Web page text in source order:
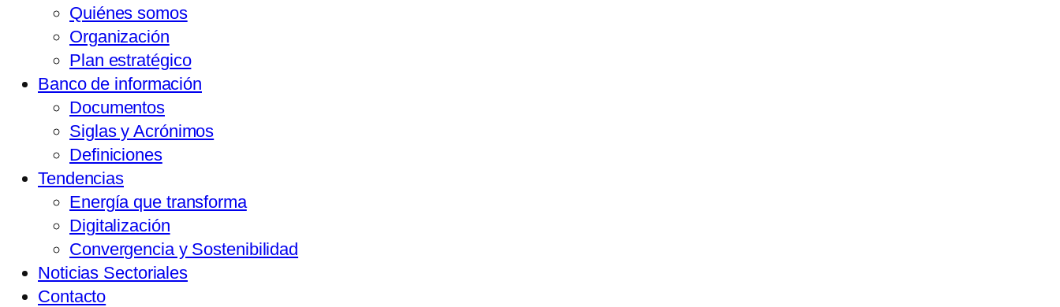
Quiénes somos
Organización
Plan estratégico
Banco de información
Documentos
Siglas y Acrónimos
Definiciones
Tendencias
Energía que transforma
Digitalización
Convergencia y Sostenibilidad
Noticias Sectoriales
Contacto